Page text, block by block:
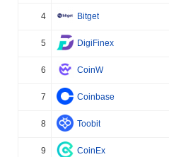
4 Bitget
5 DigiFinex
6 CoinW
7 Coinbase
8 Toobit
9 CoinEx